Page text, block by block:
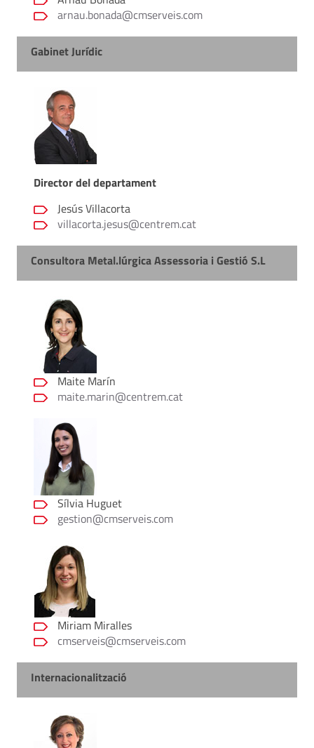
arnau.bonada@cmserveis.com
Gabinet Jurídic
Director del departament
Jesús Villacorta
villacorta.jesus@centrem.cat
Consultora Metal.lúrgica Assessoria i Gestió S.L
Maite Marín
maite.marin@centrem.cat
Sílvia Huguet
gestion@cmserveis.com
Miriam Miralles
cmserveis@cmserveis.com
Internacionalització